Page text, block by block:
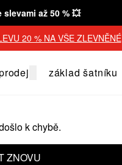
až 50 % 💥
20 % NA VŠE ZLEVNĚNÉ
základ šatníku
k chybě.
ZNOVU